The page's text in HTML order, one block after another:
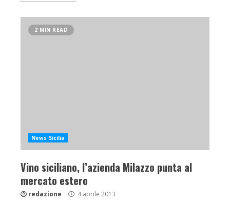
2 MIN READ
News Sicilia
Vino siciliano, l’azienda Milazzo punta al
mercato estero
redazione 4 aprile 2013